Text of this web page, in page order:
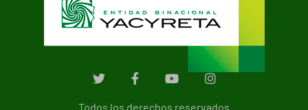
Todos los derechos reservados